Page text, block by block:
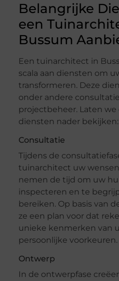
Belangrijke
een
Bussum
Een tuinarchitect in
scala aan diensten om
transformeren. Deze
onder andere
projectbeheer. Laten we
diensten nader bekijken:
Consultatie
Tijdens de
tuinarchitect uw
nemen de tijd om uw
inspecteren en te
bereiken. Op basis van
ze een plan voor dat
unieke kenmerken van
persoonlijke voorkeuren.
Ontwerp
In de ontwerpfase